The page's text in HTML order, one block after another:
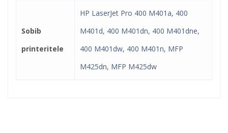
Sobib
printeritele
HP LaserJet Pro 400 M401a, 400
M401d, 400 M401dn, 400 M401dne,
400 M401dw, 400 M401n, MFP
M425dn, MFP M425dw